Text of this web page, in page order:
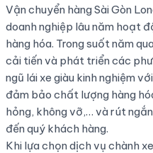
Vận chuyển hàng Sài Gòn
doanh nghiệp lâu năm hoạt
hàng hóa. Trong suốt năm
cải tiến và phát triển các
ngũ lái xe giàu kinh nghiệm
đảm bảo chất lượng hàng
hỏng, không vỡ,… và rút
đến quý khách hàng.
Khi lựa chọn dịch vụ chành